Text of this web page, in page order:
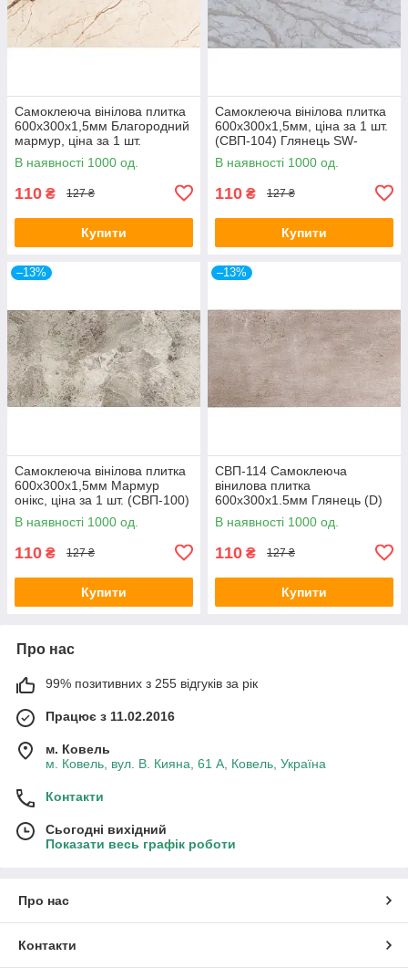
Самоклеюча вінілова плитка
600х300х1,5мм Благородний
мармур, ціна за 1 шт.
(СВП-101) Глянець SW-
00000291
В наявності 1000 од.
110 ₴ 127 ₴
Купити
Самоклеюча вінілова плитка
600х300х1,5мм, ціна за 1 шт.
(СВП-104) Глянець SW-
00000493
В наявності 1000 од.
110 ₴ 127 ₴
Купити
–13%
Самоклеюча вінілова плитка
600х300х1,5мм Мармур
онікс, ціна за 1 шт. (СВП-100)
Глянець SW-00000643
В наявності 1000 од.
110 ₴ 127 ₴
Купити
–13%
СВП-114 Самоклеюча
вінилова плитка
600х300х1.5мм Глянець (D)
SW-00001780
В наявності 1000 од.
110 ₴ 127 ₴
Купити
Про нас
99% позитивних з 255 відгуків за рік
Працює з 11.02.2016
м. Ковель
м. Ковель, вул. В. Кияна, 61 А, Ковель, Україна
Контакти
Сьогодні вихідний
Показати весь графік роботи
Про нас
Контакти